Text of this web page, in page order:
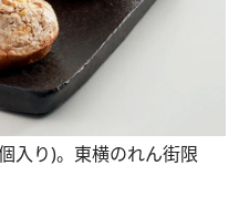
入り)。東横のれん街限